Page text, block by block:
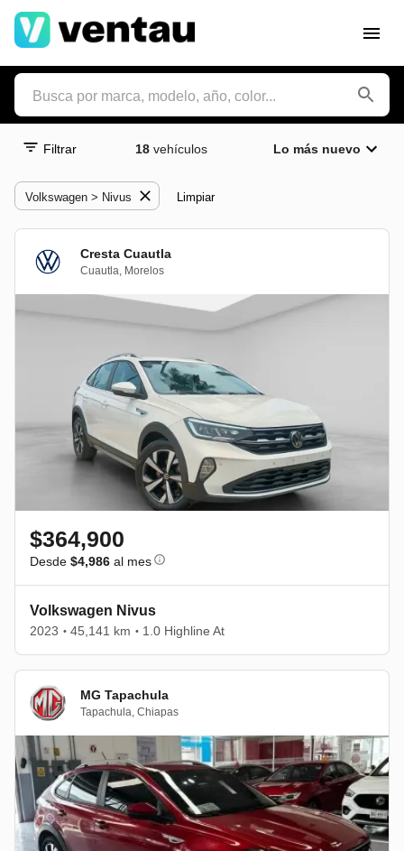
Filtrar 18 vehículos Lo más nuevo
Volkswagen > Nivus Limpiar
Cresta Cuautla
Cuautla Morelos
$364,900
Desde $4,986 al mes
Volkswagen Nivus
2023 • 45,141 km • 1.0 Highline At
MG Tapachula
Tapachula Chiapas